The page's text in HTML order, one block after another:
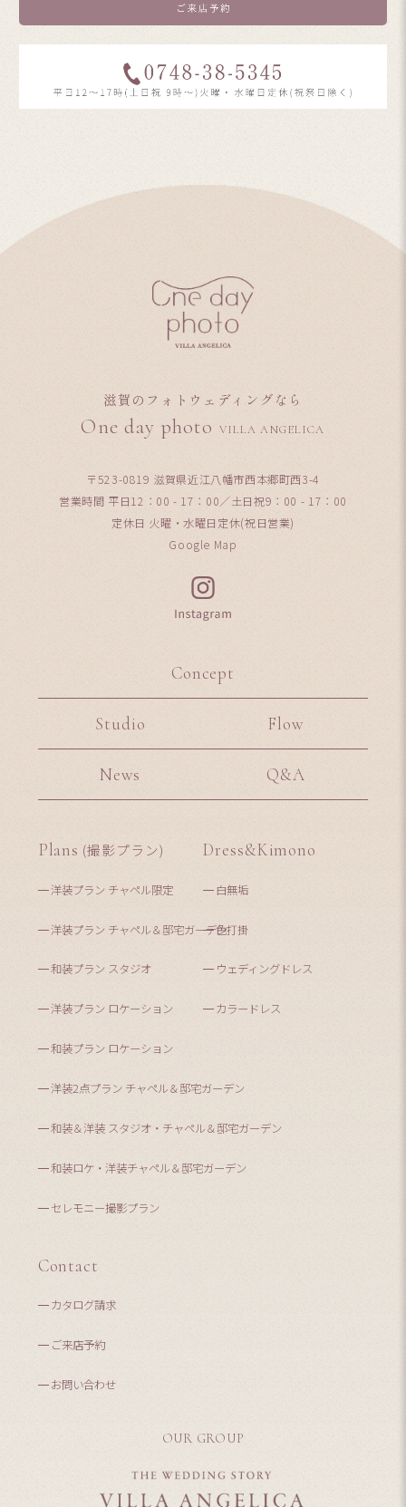
滋賀のフォトウェディングなら
One day photo VILLA ANGELICA
〒523-0819 滋賀県近江八幡市西本郷町西3-4
営業時間 平日12：00 - 17：00／土日祝9：00 - 17：00
定休日 火曜・水曜日定休(祝日営業)
Google Map
Concept
Studio Flow
News Q&A
Plans (撮影プラン)
洋装プラン チャペル限定
洋装プラン チャペル＆邸宅ガーデン
和装プラン スタジオ
洋装プラン ロケーション
和装プラン ロケーション
洋装2点プラン チャペル＆邸宅ガーデン
和装＆洋装 スタジオ・チャペル＆邸宅ガーデン
和装ロケ・洋装チャペル＆邸宅ガーデン
セレモニー撮影プラン
Dress&Kimono
白無垢
色打掛
ウェディングドレス
カラードレス
Contact
カタログ請求
ご来店予約
お問い合わせ
OUR GROUP